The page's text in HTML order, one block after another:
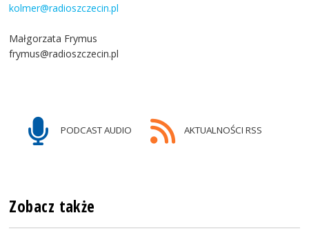
kolmer@radioszczecin.pl
Małgorzata Frymus
frymus@radioszczecin.pl
PODCAST AUDIO AKTUALNOŚCI RSS
Zobacz także